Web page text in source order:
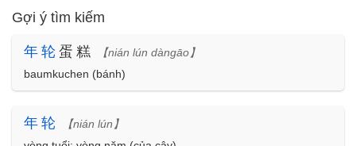
Gợi ý tìm kiếm
年 轮 蛋糕
【nián lún dàngāo】
baumkuchen (bánh)
年 轮
【nián lún】